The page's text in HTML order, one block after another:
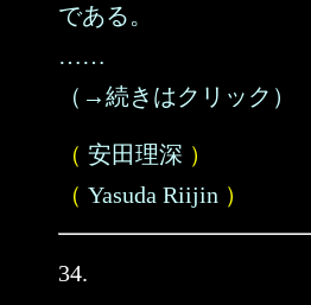
である。
……
（→続きはクリック）
（ 安田理深 ）
（ Yasuda Riijin ）
34.